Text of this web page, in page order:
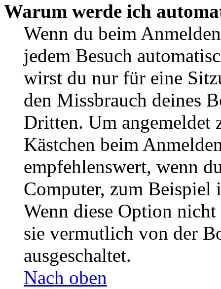
Warum werde ich
Wenn du beim
jedem Besuch
wirst du nur für eine
den Missbrauch deines
Dritten. Um angemeldet
Kästchen beim
empfehlenswert, wenn
Computer, zum Beispiel
Wenn diese Option
sie vermutlich von der
ausgeschaltet.
Nach oben